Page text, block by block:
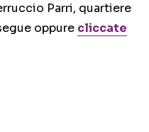
Parri, quartiere
oppure cliccate